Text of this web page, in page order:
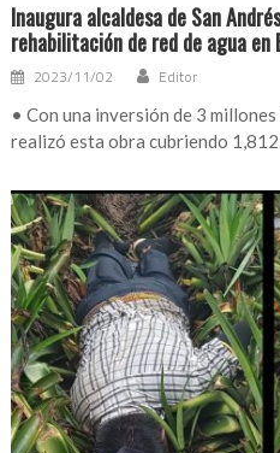
Inaugura alcaldesa de San
rehabilitación de red de agua en
2023/11/02 Editor
• Con una inversión de 3
realizó esta obra cubriendo